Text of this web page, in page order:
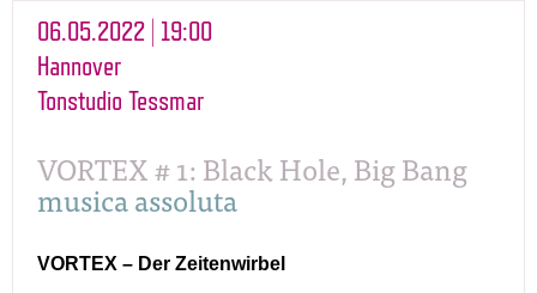
06.05.2022 | 19:00
Hannover
Tonstudio Tessmar
VORTEX # 1: Black Hole, Big Bang
musica assoluta
VORTEX – Der Zeitenwirbel